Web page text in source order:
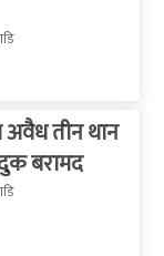
अवैध तीन थान
बरामद